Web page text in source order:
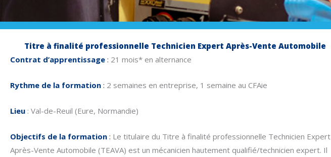
Titre à finalité professionnelle Technicien Expert Après-Vente Automobile
Contrat d’apprentissage : 21 mois* en alternance
Rythme de la formation : 2 semaines en entreprise, 1 semaine au CFAie
Lieu : Val-de-Reuil (Eure, Normandie)
Objectifs de la formation : Le titulaire du Titre à finalité professionnelle Technicien Expert
Après-Vente Automobile (TEAVA) est un mécanicien hautement qualifié/technicien expert. Il